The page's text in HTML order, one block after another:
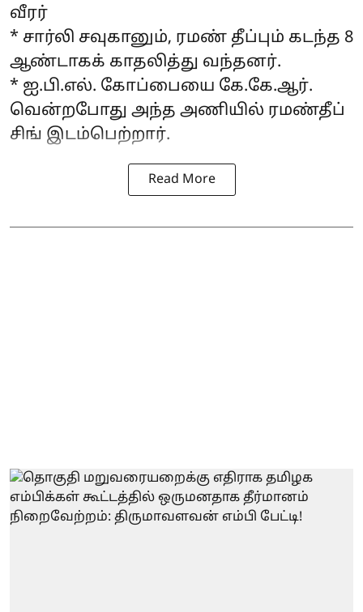
வீரர்
* சார்லி சவுகானும், ரமண் தீப்பும் கடந்த 8
ஆண்டாகக் காதலித்து வந்தனர்.
* ஐ.பி.எல். கோப்பையை கே.கே.ஆர்.
வென்றபோது அந்த அணியில் ரமண்தீப்
சிங் இடம்பெற்றார்.
Read More